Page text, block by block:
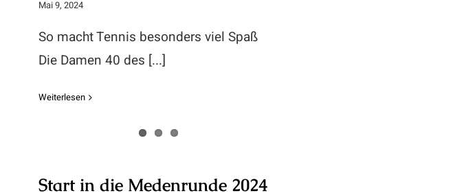
Mai 9, 2024
So macht Tennis besonders viel Spaß
Die Damen 40 des [...]
Weiterlesen
Start in die Medenrunde 2024